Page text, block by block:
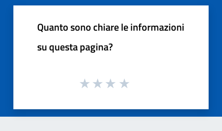
Quanto sono chiare le informazioni
su questa pagina?